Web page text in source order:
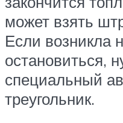
может взять
Если возникла
остановиться,
специальный
треугольник.